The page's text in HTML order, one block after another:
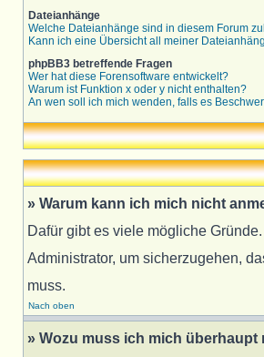
Dateianhänge
Welche Dateianhänge sind in diesem Forum
Kann ich eine Übersicht all meiner
phpBB3 betreffende Fragen
Wer hat diese Forensoftware entwickelt?
Warum ist Funktion x oder y nicht enthalten?
An wen soll ich mich wenden, falls es
» Warum kann ich mich nicht
Dafür gibt es viele mögliche
Administrator, um sicherzugehen,
muss.
Nach oben
» Wozu muss ich mich überhaupt